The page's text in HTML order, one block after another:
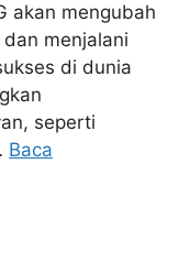
akan mengubah
menjalani
di dunia
seperti
Baca